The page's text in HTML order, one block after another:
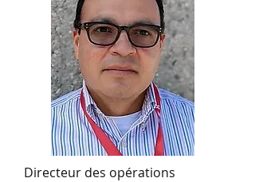
Directeur des opérations